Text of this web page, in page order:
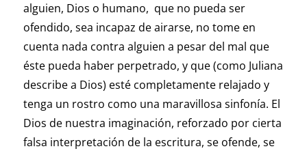
alguien, Dios o humano, que no pueda ser
ofendido, sea incapaz de airarse, no tome en
cuenta nada contra alguien a pesar del mal que
éste pueda haber perpetrado, y que (como Juliana
describe a Dios) esté completamente relajado y
tenga un rostro como una maravillosa sinfonía. El
Dios de nuestra imaginación, reforzado por cierta
falsa interpretación de la escritura, se ofende, se